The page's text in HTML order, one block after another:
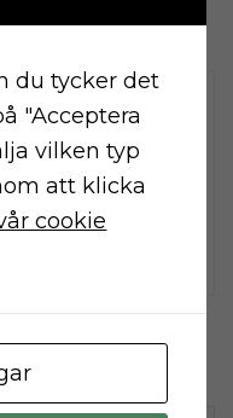
editing,
visit the
from
du tycker det
"Acceptera
vilken typ
att klicka
cookie